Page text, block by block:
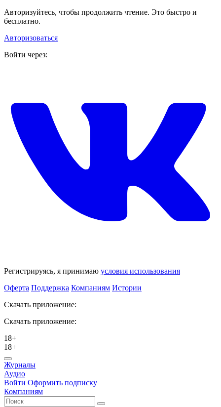
Авторизуйтесь, чтобы продолжить чтение. Это быстро и
бесплатно.
Авторизоваться
Войти через:
Регистрируясь, я принимаю условия использования
Оферта Поддержка Компаниям Истории
Скачать приложение:
Скачать приложение:
18+
18+
Журналы
Аудио
Войти Оформить подписку
Компаниям